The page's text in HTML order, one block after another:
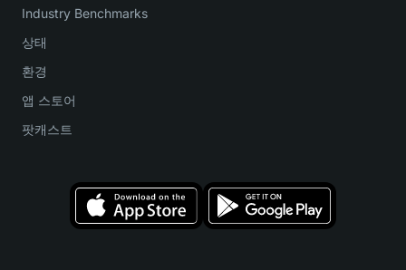
Industry Benchmarks
상태
환경
앱 스토어
팟캐스트